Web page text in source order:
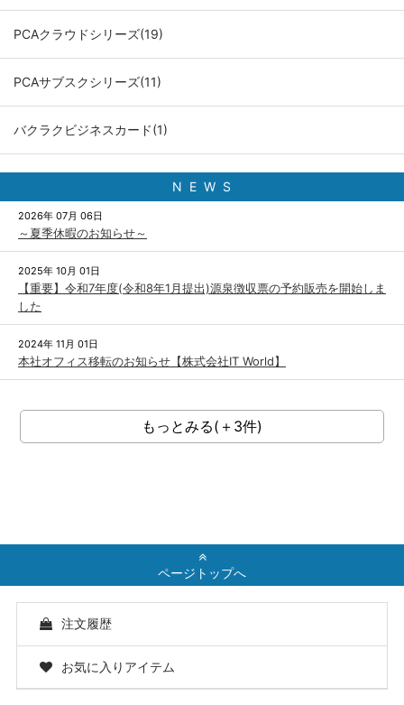
PCAクラウドシリーズ(19)
PCAサブスクシリーズ(11)
バクラクビジネスカード(1)
N E W S
2026年 07月 06日
～夏季休暇のお知らせ～
2025年 10月 01日
【重要】令和7年度(令和8年1月提出)源泉徴収票の予約販売を開始しま
した
2024年 11月 01日
本社オフィス移転のお知らせ【株式会社IT World】
もっとみる(＋3件)
ページトップへ
注文履歴
お気に入りアイテム